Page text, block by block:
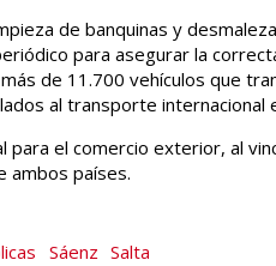
de banquinas y
para asegurar la
de 11.700 vehículos que
al transporte internacional
el comercio exterior, al
ambos países.
Sáenz Salta